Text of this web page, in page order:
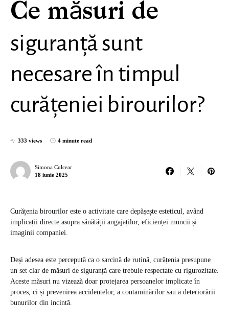
Ce măsuri de
siguranță sunt
necesare în timpul
curățeniei birourilor?
333 views 4 minute read
Simona Culcear
18 iunie 2025
Curățenia birourilor este o activitate care depășește esteticul, având
implicații directe asupra sănătății angajaților, eficienței muncii și
imaginii companiei.
Deși adesea este percepută ca o sarcină de rutină, curățenia presupune
un set clar de măsuri de siguranță care trebuie respectate cu rigurozitate.
Aceste măsuri nu vizează doar protejarea persoanelor implicate în
proces, ci și prevenirea accidentelor, a contaminărilor sau a deteriorării
bunurilor din incintă.